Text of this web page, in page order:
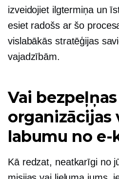
izveidojiet ilgtermiņaun
esiet radošs ar šo
vislabākās stratēģijas
vajadzībām.
Vai bezpeļņas
organizācijas
labumu no e-
Kā redzat, neatkarīgi no